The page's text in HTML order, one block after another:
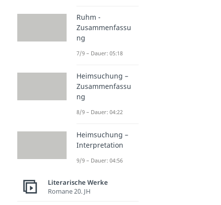
Ruhm -
Zusammenfassu
ng
7/9 – Dauer: 05:18
Heimsuchung –
Zusammenfassu
ng
8/9 – Dauer: 04:22
Heimsuchung –
Interpretation
9/9 – Dauer: 04:56
Literarische Werke
Romane 20. JH